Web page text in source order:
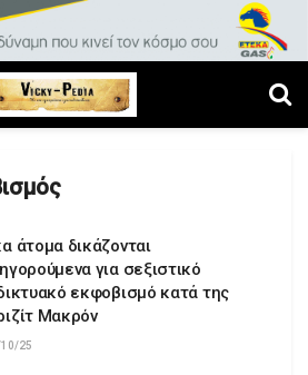
άτομα δικάζονται
για σεξιστικό
εκφοβισμό κατά της
Μακρόν
25